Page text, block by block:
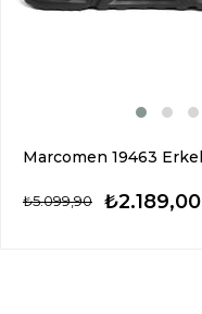
₺2.189,00
₺5.099,90